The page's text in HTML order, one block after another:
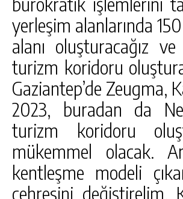
yerleşim alanlarında
alanı oluşturacağız
turizm koridoru
Gaziantep’de Zeugma,
2023, buradan da
turizm koridoru
mükemmel olacak.
kentleşme modeli
çehresini değiştirelim.